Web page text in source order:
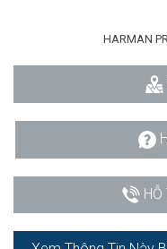
HARMAN